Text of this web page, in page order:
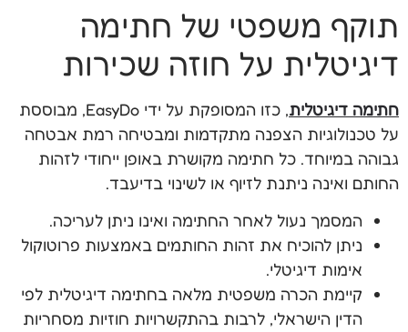
תוקף משפטי של חתימה
דיגיטלית על חוזה שכירות
חתימה דיגיטלית
, כזו המסופקת על ידי EasyDo, מבוססת
על טכנולוגיות הצפנה מתקדמות ומבטיחה רמת אבטחה
גבוהה במיוחד. כל חתימה מקושרת באופן ייחודי לזהות
החותם ואינה ניתנת לזיוף או לשינוי בדיעבד.
המסמך נעול לאחר החתימה ואינו ניתן לעריכה.
ניתן להוכיח את זהות החותמים באמצעות פרוטוקול
אימות דיגיטלי.
קיימת הכרה משפטית מלאה בחתימה דיגיטלית לפי
הדין הישראלי, לרבות בהתקשרויות חוזיות מסחריות